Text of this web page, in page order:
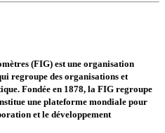
(FIG) est une organisation
regroupe des organisations et
Fondée en 1878, la FIG regroupe
une plateforme mondiale pour
et le développement